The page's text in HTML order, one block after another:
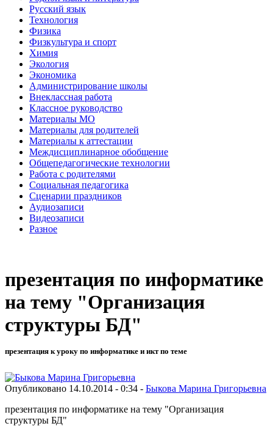
Русский язык
Технология
Физика
Физкультура и спорт
Химия
Экология
Экономика
Администрирование школы
Внеклассная работа
Классное руководство
Материалы МО
Материалы для родителей
Материалы к аттестации
Междисциплинарное обобщение
Общепедагогические технологии
Работа с родителями
Социальная педагогика
Сценарии праздников
Аудиозаписи
Видеозаписи
Разное
презентация по информатике
на тему "Организация
структуры БД"
презентация к уроку по информатике и икт по теме
Опубликовано 14.10.2014 - 0:34 - Быкова Марина Григорьевна
презентация по информатике на тему "Организация
структуры БД"